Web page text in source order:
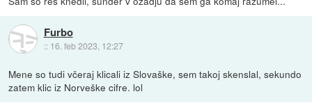
Furbo
:: 16. feb 2023, 12:27
Mene so tudi včeraj klicali iz Slovaške, sem takoj skenslal, sekundo
zatem klic iz Norveške cifre. lol